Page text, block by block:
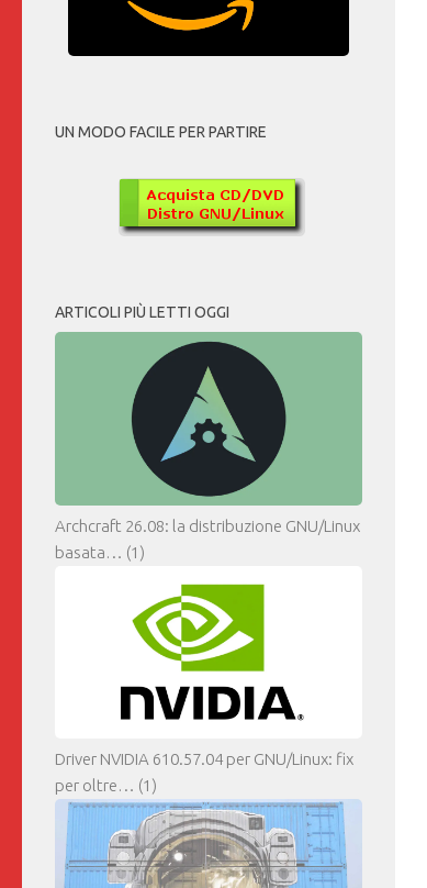
UN MODO FACILE PER PARTIRE
ARTICOLI PIÙ LETTI OGGI
Archcraft 26.08: la distribuzione GNU/Linux
basata… (1)
Driver NVIDIA 610.57.04 per GNU/Linux: fix
per oltre… (1)